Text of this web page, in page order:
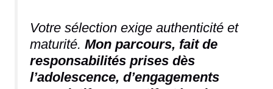
Votre sélection exige authenticité et
maturité. Mon parcours, fait de
responsabilités prises dès
l’adolescence, d’engagements